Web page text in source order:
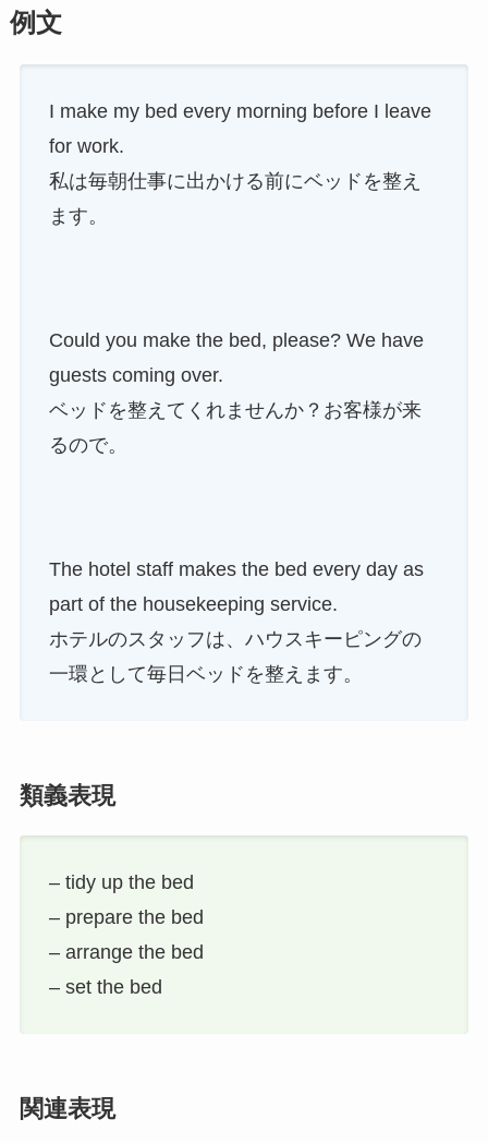
例文
I make my bed every morning before I leave
for work.
私は毎朝仕事に出かける前にベッドを整え
ます。
Could you make the bed, please? We have
guests coming over.
ベッドを整えてくれませんか？お客様が来
るので。
The hotel staff makes the bed every day as
part of the housekeeping service.
ホテルのスタッフは、ハウスキーピングの
一環として毎日ベッドを整えます。
類義表現
– tidy up the bed
– prepare the bed
– arrange the bed
– set the bed
関連表現